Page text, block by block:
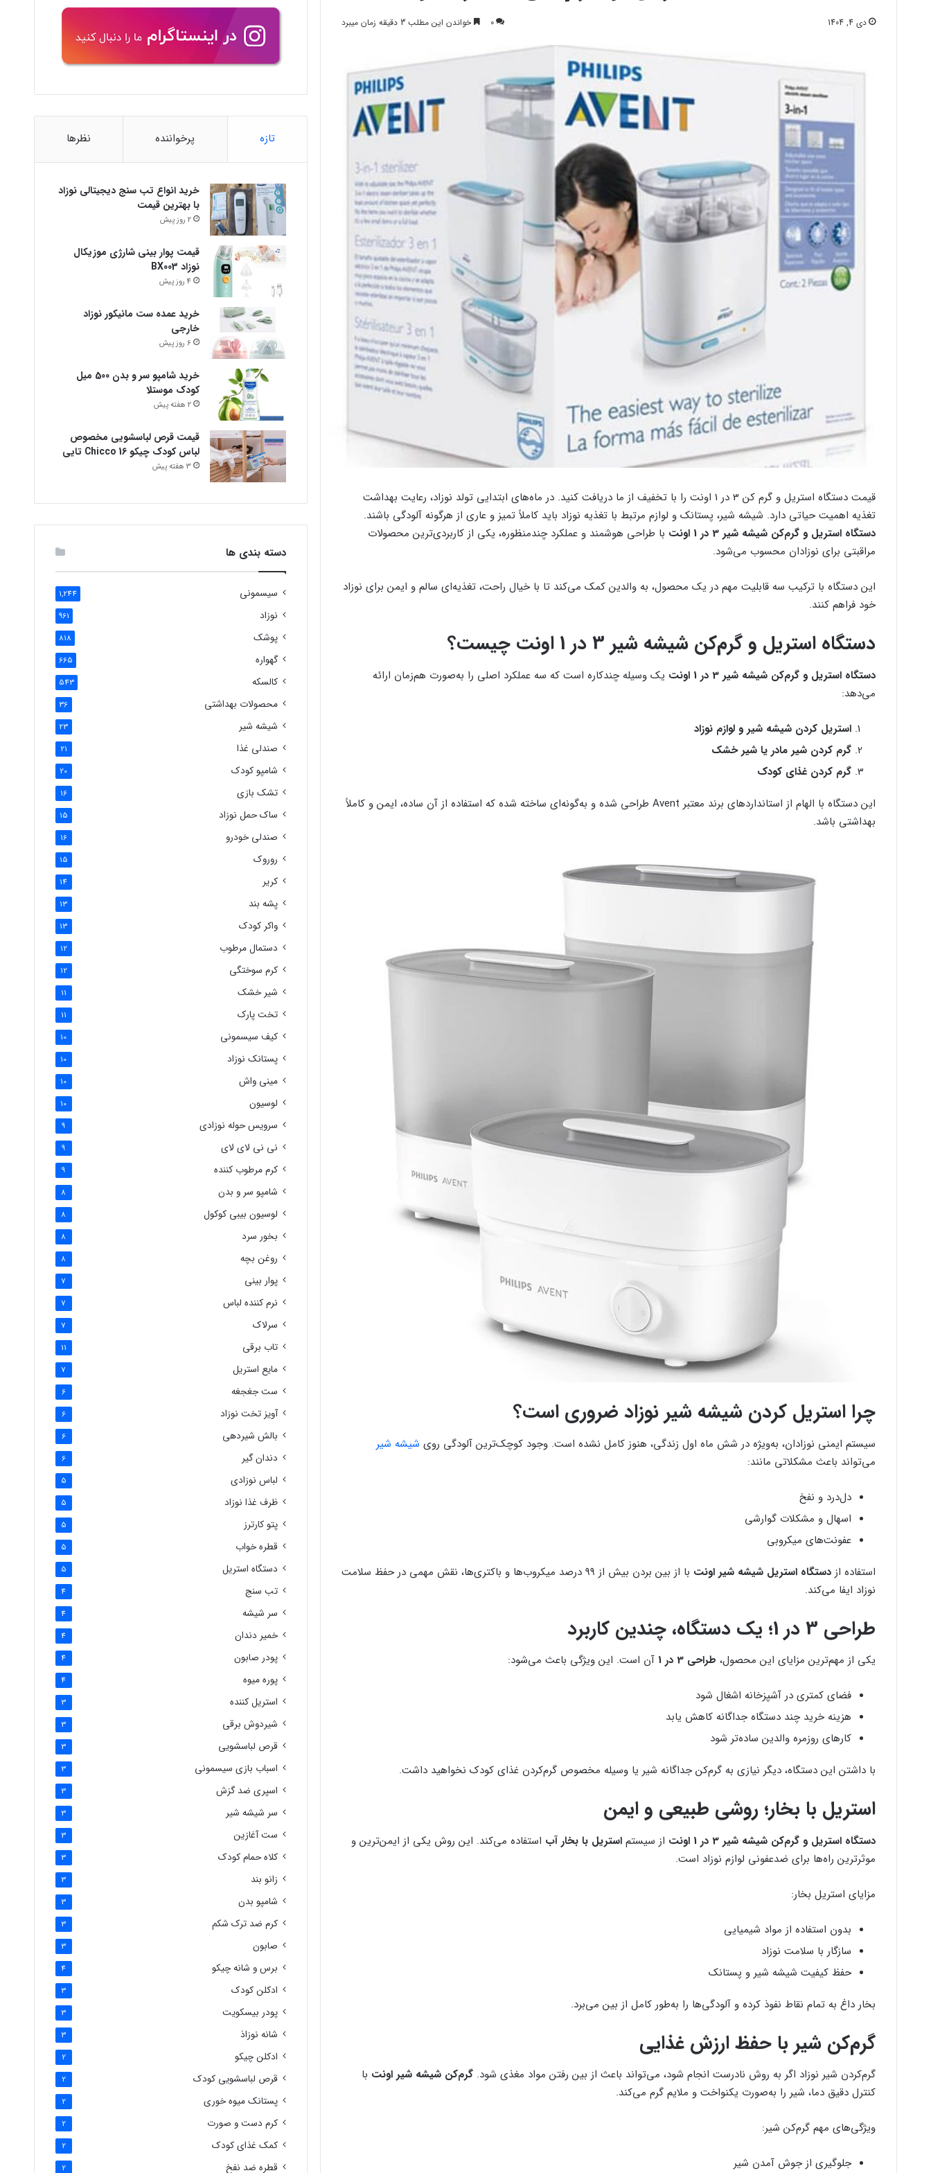
دی 4, 1404 0 خواندن این مطلب 3 دقیقه زمان میبرد
قیمت دستگاه استریل و گرم کن 3 در 1 اونت را با تخفیف از ما دریافت کنید. در ماه‌های ابتدایی تولد نوزاد، رعایت بهداشت
تغذیه اهمیت حیاتی دارد. شیشه شیر، پستانک و لوازم مرتبط با تغذیه نوزاد باید کاملاً تمیز و عاری از هرگونه آلودگی باشند.
دستگاه استریل و گرم‌کن شیشه شیر 3 در 1 اونت
با طراحی هوشمند و عملکرد چندمنظوره، یکی از کاربردی‌ترین محصولات
مراقبتی برای نوزادان محسوب می‌شود.
این دستگاه با ترکیب سه قابلیت مهم در یک محصول، به والدین کمک می‌کند تا با خیال راحت، تغذیه‌ای سالم و ایمن برای نوزاد
خود فراهم کنند.
دستگاه استریل و گرم‌کن شیشه شیر 3 در 1 اونت چیست؟
دستگاه استریل و گرم‌کن شیشه شیر 3 در 1 اونت
یک وسیله چندکاره است که سه عملکرد اصلی را به‌صورت هم‌زمان ارائه
می‌دهد:
استریل کردن شیشه شیر و لوازم نوزاد
گرم کردن شیر مادر یا شیر خشک
گرم کردن غذای کودک
این دستگاه با الهام از استانداردهای برند معتبر Avent طراحی شده و به‌گونه‌ای ساخته شده که استفاده از آن ساده، ایمن و کاملاً
بهداشتی باشد.
چرا استریل کردن شیشه شیر نوزاد ضروری است؟
سیستم ایمنی نوزادان، به‌ویژه در شش ماه اول زندگی، هنوز کامل نشده است. وجود کوچک‌ترین آلودگی رویشیشه شیر
می‌تواند باعث مشکلاتی مانند:
دل‌درد و نفخ
اسهال و مشکلات گوارشی
عفونت‌های میکروبی
استفاده از دستگاه استریل شیشه شیر اونت
با از بین بردن بیش از ۹۹ درصد میکروب‌ها و باکتری‌ها، نقش مهمی در حفظ سلامت
نوزاد ایفا می‌کند.
طراحی 3 در 1؛ یک دستگاه، چندین کاربرد
یکی از مهم‌ترین مزایای این محصول، طراحی 3 در 1 آن است. این ویژگی باعث می‌شود:
فضای کمتری در آشپزخانه اشغال شود
هزینه خرید چند دستگاه جداگانه کاهش یابد
کارهای روزمره والدین ساده‌تر شود
با داشتن این دستگاه، دیگر نیازی به گرم‌کن جداگانه شیر یا وسیله مخصوص گرم‌کردن غذای کودک نخواهید داشت.
استریل با بخار؛ روشی طبیعی و ایمن
دستگاه استریل و گرم‌کن شیشه شیر 3 در 1 اونت از سیستم استریل با بخار آب استفاده می‌کند. این روش یکی از ایمن‌ترین و
موثرترین راه‌ها برای ضدعفونی لوازم نوزاد است.
مزایای استریل بخار:
بدون استفاده از مواد شیمیایی
سازگار با سلامت نوزاد
حفظ کیفیت شیشه شیر و پستانک
بخار داغ به تمام نقاط نفوذ کرده و آلودگی‌ها را به‌طور کامل از بین می‌برد.
گرم‌کن شیر با حفظ ارزش غذایی
گرم‌کردن شیر نوزاد اگر به روش نادرست انجام شود، می‌تواند باعث از بین رفتن مواد مغذی شود. گرم‌کن شیشه شیر اونت با
کنترل دقیق دما، شیر را به‌صورت یکنواخت و ملایم گرم می‌کند.
ویژگی‌های مهم گرم‌کن شیر:
جلوگیری از جوش آمدن شیر
تازه پرخواننده نظرها
خرید انواع تب سنج دیجیتالی نوزاد
با بهترین قیمت
2 روز پیش
قیمت پوار بینی شارژی موزیکال
نوزاد BX003
4 روز پیش
خرید عمده ست مانیکور نوزاد
خارجی
6 روز پیش
خرید شامپو سر و بدن 500 میل
کودک موستلا
2 هفته پیش
قیمت قرص لباسشویی مخصوص
لباس کودک چیکو Chicco 16 تایی
3 هفته پیش
دسته بندی ها
سیسمونی 1,244
نوزاد 961
پوشک 818
گهواره 665
کالسکه 543
محصولات بهداشتی 36
شیشه شیر 23
صندلی غذا 21
شامپو کودک 20
تشک بازی 16
ساک حمل نوزاد 15
صندلی خودرو 16
روروک 15
کریر 14
پشه بند 13
واکر کودک 13
دستمال مرطوب 12
کرم سوختگی 12
شیر خشک 11
تخت پارک 11
کیف سیسمونی 10
پستانک نوزاد 10
مینی واش 10
لوسیون 10
سرویس حوله نوزادی 9
نی نی لای لای 9
کرم مرطوب کننده 9
شامپو سر و بدن 8
لوسیون بیبی کوکول 8
بخور سرد 8
روغن بچه 8
پوار بینی 7
نرم کننده لباس 7
سرلاک 7
تاب برقی 11
مایع استریل 7
ست جغجغه 6
آویز تخت نوزاد 6
بالش شیردهی 6
دندان گیر 6
لباس نوزادی 5
ظرف غذا نوزاد 5
پتو کارترز 5
قطره خواب 5
دستگاه استریل 5
تب سنج 4
سر شیشه 4
خمیر دندان 4
پودر صابون 4
پوره میوه 4
استریل کننده 3
شیردوش برقی 3
قرص لباسشویی 3
اسباب بازی سیسمونی 3
اسپری ضد گزش 3
سر شیشه شیر 3
ست آغازین 3
کلاه حمام کودک 3
زانو بند 3
شامپو بدن 3
کرم ضد ترک شکم 3
صابون 3
برس و شانه چیکو 4
ادکلن کودک 3
پودر بیسکویت 3
شانه نوزاذ 3
ادکلن چیکو 2
قرص لباسشویی کودک 2
پستانک میوه خوری 2
کرم دست و صورت 2
کمک غذای کودک 2
قطره ضد نفخ 2